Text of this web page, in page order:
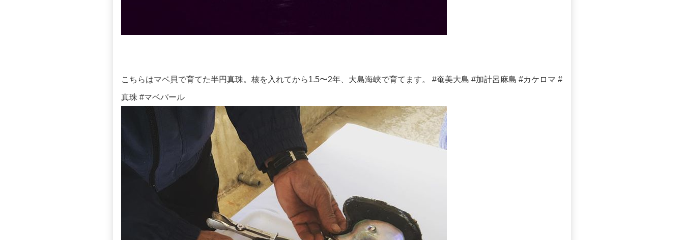
こちらはマベ貝で育てた半円真珠。核を入れてから1.5〜2年、大島海峡で育てます。 #奄美大島 #加計呂麻島 #カケロマ #
真珠 #マベパール